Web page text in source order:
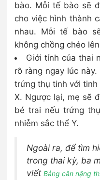
bào. Mỗi tế bào sẽ
cho việc hình thành
nhau. Mỗi tế bào
không chồng chéo
Giới tính của thai
rõ ràng ngay lúc
trứng thụ tinh với
X. Ngược lại, mẹ sẽ
bé trai nếu trứng
nhiễm sắc thể Y.
Ngoài ra, để tìm
trong thai kỳ, ba
viết Bảng cân nặng